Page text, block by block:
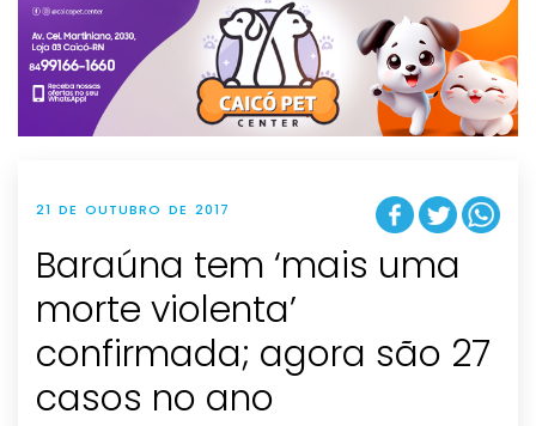
g
t
i
o
n
21 DE OUTUBRO DE 2017
Baraúna tem ‘mais uma
morte violenta’
confirmada; agora são 27
casos no ano